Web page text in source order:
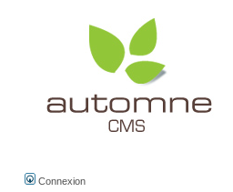
Connexion